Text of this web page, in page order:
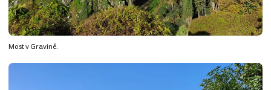
Most v Gravině.